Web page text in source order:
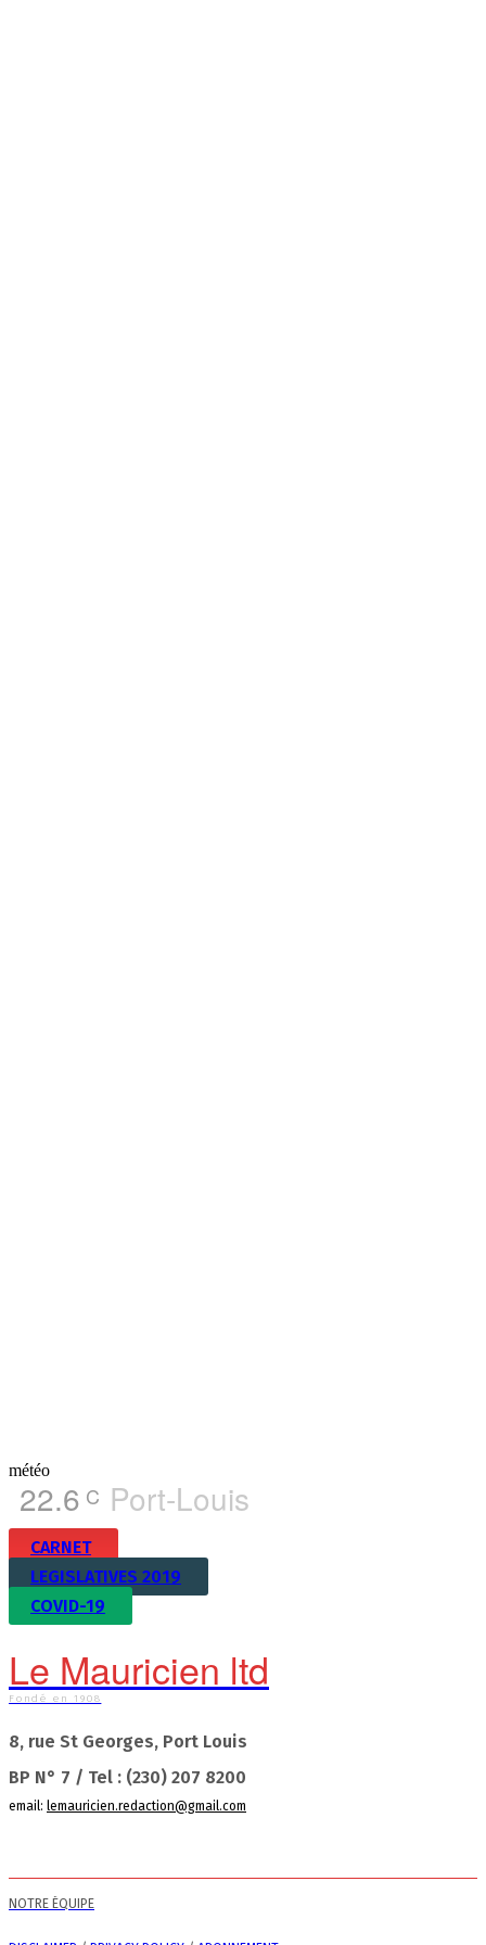
météo
22.6 C Port-Louis
CARNET
LEGISLATIVES 2019
COVID-19
Le Mauricien ltd
Fondé en 1908
8, rue St Georges, Port Louis
BP N° 7 / Tel : (230) 207 8200
email: lemauricien.redaction@gmail.com
NOTRE ÉQUIPE